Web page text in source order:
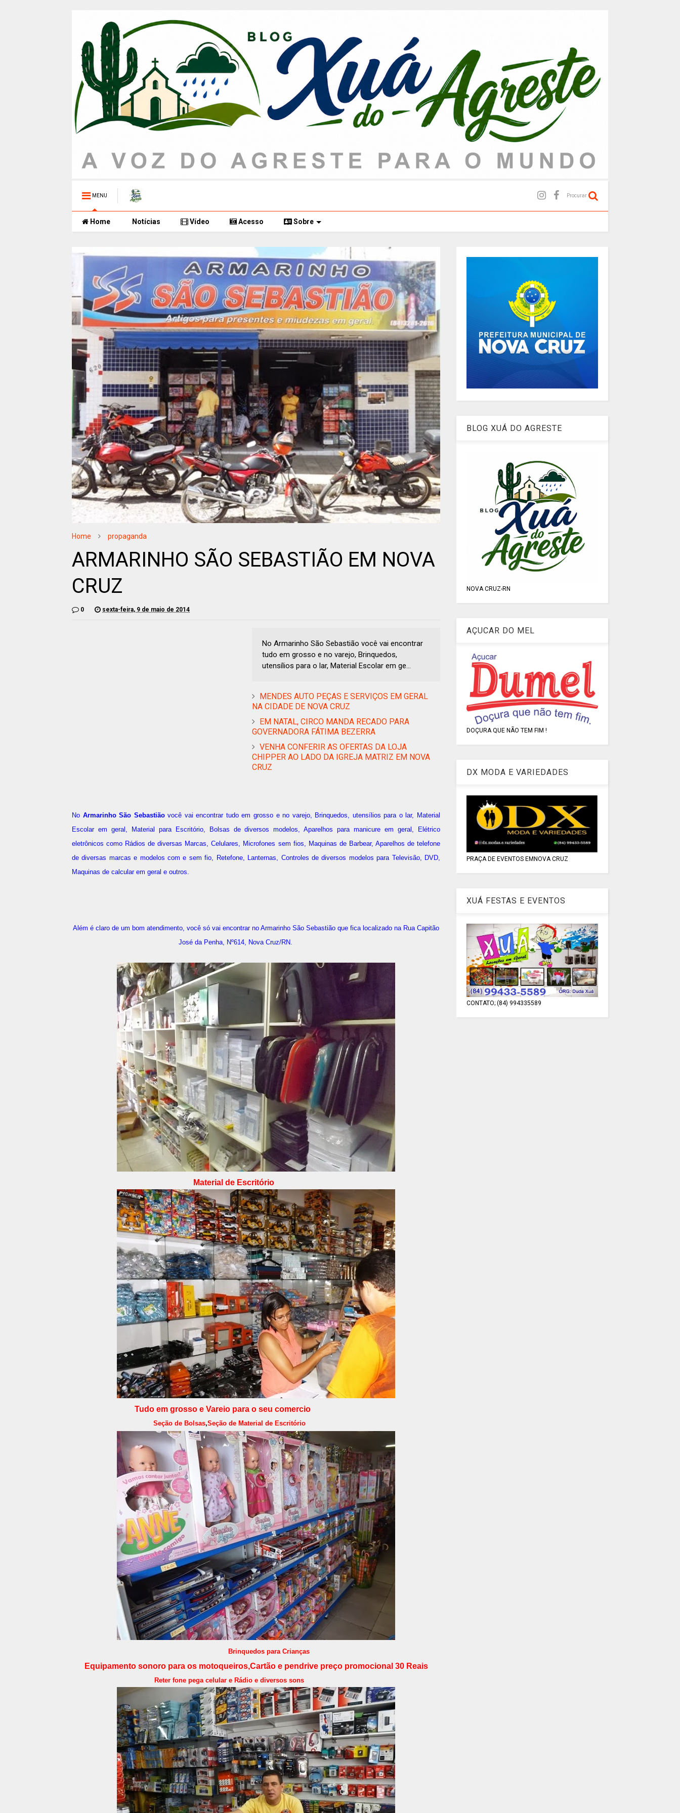
MENU Procurar
Home Notícias Vídeo Acesso Sobre
Home propaganda
ARMARINHO SÃO SEBASTIÃO EM NOVA
CRUZ
0 sexta-feira, 9 de maio de 2014
No Armarinho São Sebastião você vai encontrar
tudo em grosso e no varejo, Brinquedos,
utensílios para o lar, Material Escolar em ge...
MENDES AUTO PEÇAS E SERVIÇOS EM GERAL
NA CIDADE DE NOVA CRUZ
EM NATAL, CIRCO MANDA RECADO PARA
GOVERNADORA FÁTIMA BEZERRA
VENHA CONFERIR AS OFERTAS DA LOJA
CHIPPER AO LADO DA IGREJA MATRIZ EM NOVA
CRUZ
No Armarinho São Sebastiãovocê vai encontrar tudo em grosso e no varejo, Brinquedos, utensílios para o lar, Material
Escolar em geral, Material para Escritório, Bolsas de diversos modelos, Aparelhos para manicure em geral, Elétrico
eletrônicos como Rádios de diversas Marcas, Celulares, Microfones sem fios, Maquinas de Barbear, Aparelhos de telefone
de diversas marcas e modelos com e sem fio, Retefone, Lanternas, Controles de diversos modelos para Televisão, DVD,
Maquinas de calcular em geral e outros.
Além é claro de um bom atendimento, você só vai encontrar no Armarinho São Sebastião que fica localizado na Rua Capitão
José da Penha, Nº614, Nova Cruz/RN.
Material de Escritório
Tudo em grosso e Vareio para o seu comercio
Seção de Bolsas,Seção de Material de Escritório
Brinquedos para Crianças
Equipamento sonoro para os motoqueiros,Cartão e pendrive preço promocional 30 Reais
Reter fone pega celular e Rádio e diversos sons
BLOG XUÁ DO AGRESTE
NOVA CRUZ-RN
AÇUCAR DO MEL
DOÇURA QUE NÃO TEM FIM !
DX MODA E VARIEDADES
PRAÇA DE EVENTOS EMNOVA CRUZ
XUÁ FESTAS E EVENTOS
CONTATO; (84) 994335589